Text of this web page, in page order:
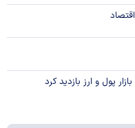
پول و ارز بازدید کرد